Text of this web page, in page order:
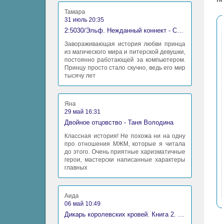
Тамара
31 июль 20:35
2:5030/Эльф. Нежданный коннект - Станислав Миков
Завораживающая история любви принца
из магического мира и питерской девушки,
постоянно работающей за компьютером.
Принцу просто стало скучно, ведь его мир
тысячу лет
Яна
29 май 16:31
Двойное отцовство - Таня Володина
Классная история! Не похожа ни на одну
про отношения МЖМ, которые я читала
до этого. Очень приятные харизматичные
герои, мастерски написанные характеры
главных
Аида
06 май 10:49
Дикарь королевских кровей. Книга 2. Леди-фаворитка - Анна Сергеевна Гаврилова